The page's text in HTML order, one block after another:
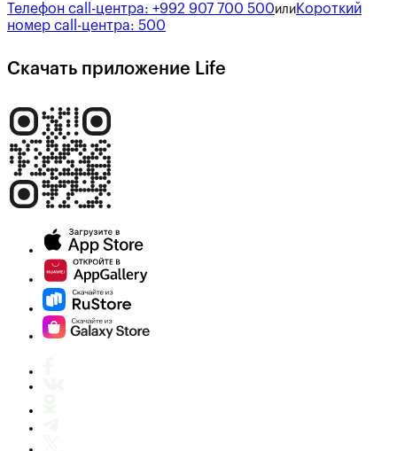
Телефон call-центра: +992 907 700 500или Короткий
номер call-центра: 500
Скачать приложение Life